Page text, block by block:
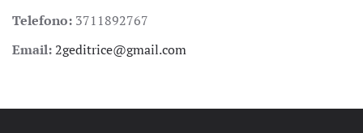
Telefono: 3711892767
Email:2geditrice@gmail.com